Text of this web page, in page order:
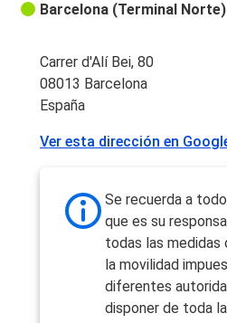
Barcelona (Terminal Norte)
Carrer d'Alí Bei, 80
08013 Barcelona
España
Ver esta dirección en
Se recuerda a
que es su
todas las medidas
la movilidad
diferentes
disponer de toda